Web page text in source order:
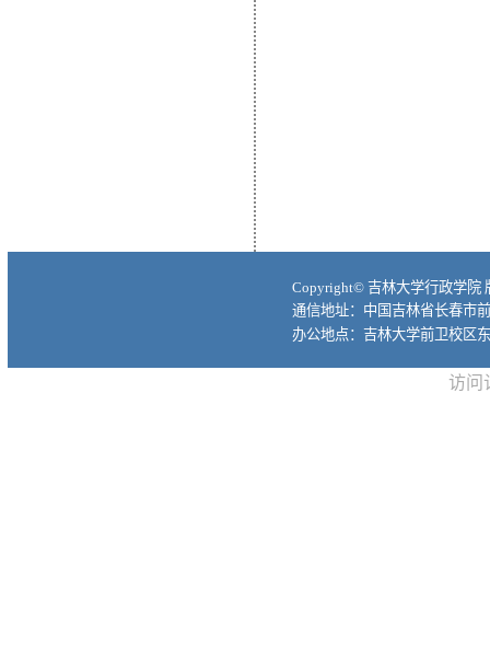
Copyright© 吉林大学行政学院
通信地址：中国吉林省长春市
办公地点：吉林大学前卫校区
访问